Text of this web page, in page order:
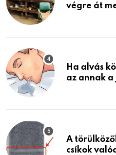
végre át
életemet
Ha alvás
az annak
A
csíkok